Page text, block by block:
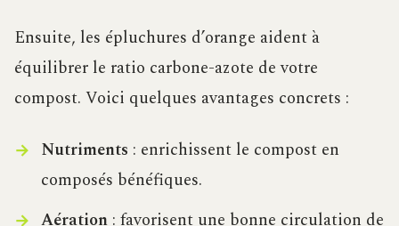
Ensuite, les épluchures d’orange aident à
équilibrer le ratio carbone-azote de votre
compost. Voici quelques avantages concrets :
Nutriments : enrichissent le compost en
composés bénéfiques.
Aération: favorisent une bonne circulation de